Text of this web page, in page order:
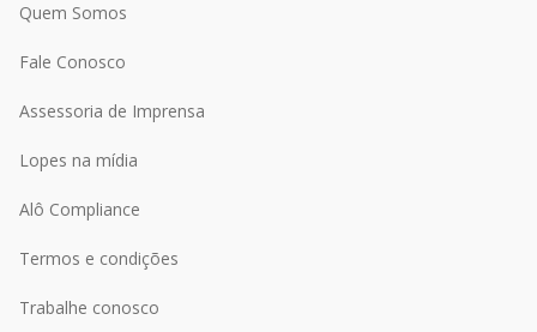
Quem Somos
Fale Conosco
Assessoria de Imprensa
Lopes na mídia
Alô Compliance
Termos e condições
Trabalhe conosco